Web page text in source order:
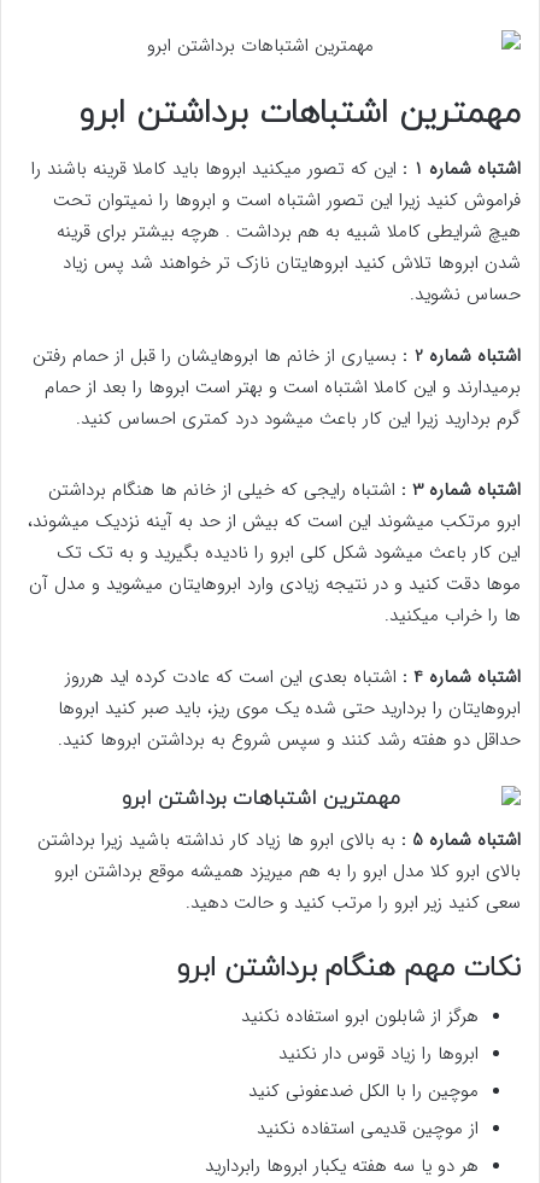
مهمترین اشتباهات برداشتن ابرو
اشتباه شماره 1 :
این که تصور میکنید ابروها باید کاملا قرینه باشند را
فراموش کنید زیرا این تصور اشتباه است و ابروها را نمیتوان تحت
هیچ شرایطی کاملا شبیه به هم برداشت . هرچه بیشتر برای قرینه
شدن ابروها تلاش کنید ابروهایتان نازک تر خواهند شد پس زیاد
حساس نشوید.
اشتباه شماره 2 :
بسیاری از خانم ها ابروهایشان را قبل از حمام رفتن
برمیدارند و این کاملا اشتباه است و بهتر است ابروها را بعد از حمام
گرم بردارید زیرا این کار باعث میشود درد کمتری احساس کنید.
اشتباه شماره 3 :
اشتباه رایجی که خیلی از خانم ها هنگام برداشتن
ابرو مرتکب میشوند این است که بیش از حد به آینه نزدیک میشوند،
این کار باعث میشود شکل کلی ابرو را نادیده بگیرید و به تک تک
موها دقت کنید و در نتیجه زیادی وارد ابروهایتان میشوید و مدل آن
ها را خراب میکنید.
اشتباه شماره 4 :
اشتباه بعدی این است که عادت کرده اید هرروز
ابروهایتان را بردارید حتی شده یک موی ریز، باید صبر کنید ابروها
حداقل دو هفته رشد کنند و سپس شروع به برداشتن ابروها کنید.
اشتباه شماره 5 :
به بالای ابرو ها زیاد کار نداشته باشید زیرا برداشتن
بالای ابرو کلا مدل ابرو را به هم میریزد همیشه موقع برداشتن ابرو
سعی کنید زیر ابرو را مرتب کنید و حالت دهید.
نکات مهم هنگام برداشتن ابرو
هرگز از شابلون ابرو استفاده نکنید
ابروها را زیاد قوس دار نکنید
موچین را با الکل ضدعفونی کنید
از موچین قدیمی استفاده نکنید
هر دو یا سه هفته یکبار ابروها رابردارید